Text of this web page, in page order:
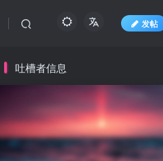
发帖
吐槽者信息